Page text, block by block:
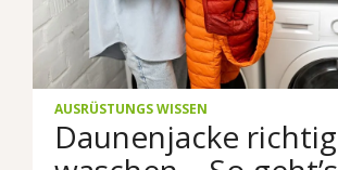
AUSRÜSTUNGS WISSEN
Daunenjacke richtig